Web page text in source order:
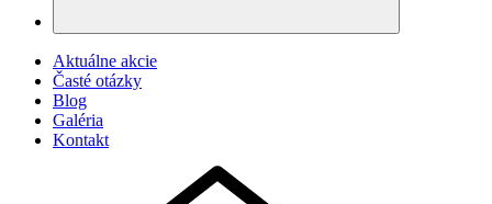
Aktuálne akcie
Časté otázky
Blog
Galéria
Kontakt